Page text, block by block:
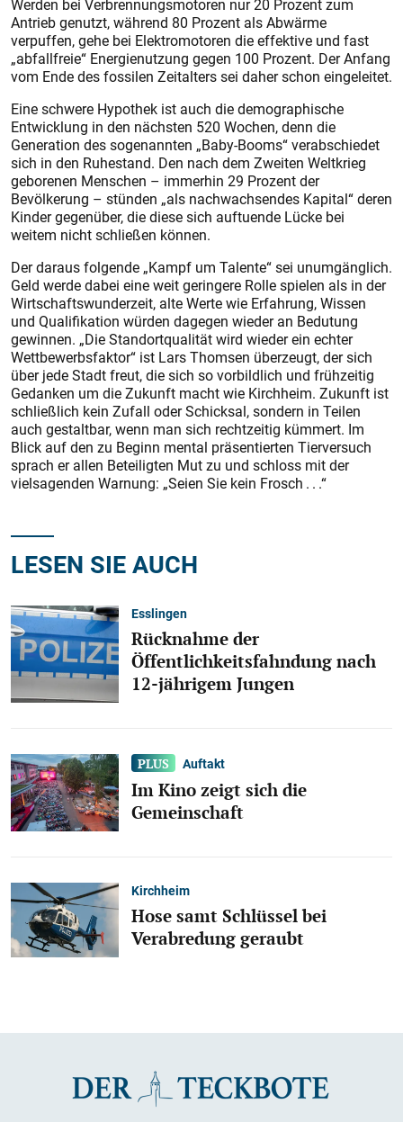
Werden bei Verbrennungsmotoren nur 20 Prozent zum
Antrieb genutzt, während 80 Prozent als Abwärme
verpuffen, gehe bei Elektromotoren die effektive und fast
„abfallfreie“ Energienutzung gegen 100 Prozent. Der Anfang
vom Ende des fossilen Zeitalters sei daher schon eingeleitet.
Eine schwere Hypothek ist auch die demographische
Entwicklung in den nächsten 520 Wochen, denn die
Generation des sogenannten „Baby-Booms“ verabschiedet
sich in den Ruhestand. Den nach dem Zweiten Weltkrieg
geborenen Menschen – immerhin 29 Prozent der
Bevölkerung – stünden „als nachwachsendes Kapital“ deren
Kinder gegenüber, die diese sich auftuende Lücke bei
weitem nicht schließen können.
Der daraus folgende „Kampf um Talente“ sei unumgänglich.
Geld werde dabei eine weit geringere Rolle spielen als in der
Wirtschaftswunderzeit, alte Werte wie Erfahrung, Wissen
und Qualifikation würden dagegen wieder an Bedutung
gewinnen. „Die Standortqualität wird wieder ein echter
Wettbewerbsfaktor“ ist Lars Thomsen überzeugt, der sich
über jede Stadt freut, die sich so vorbildlich und frühzeitig
Gedanken um die Zukunft macht wie Kirchheim. Zukunft ist
schließlich kein Zufall oder Schicksal, sondern in Teilen
auch gestaltbar, wenn man sich rechtzeitig kümmert. Im
Blick auf den zu Beginn mental präsentierten Tierversuch
sprach er allen Beteiligten Mut zu und schloss mit der
vielsagenden Warnung: „Seien Sie kein Frosch . . .“
LESEN SIE AUCH
Esslingen
Rücknahme der
Öffentlichkeitsfahndung nach
12-jährigem Jungen
Auftakt
Im Kino zeigt sich die
Gemeinschaft
Kirchheim
Hose samt Schlüssel bei
Verabredung geraubt